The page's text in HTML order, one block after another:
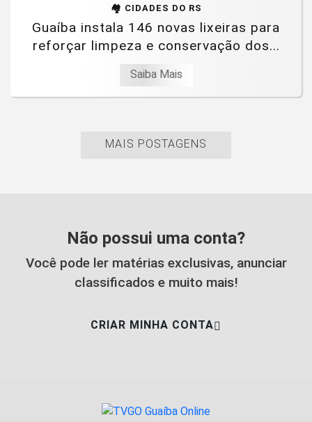
🏘️ CIDADES DO RS
Guaíba instala 146 novas lixeiras para
reforçar limpeza e conservação dos...
Saiba Mais
MAIS POSTAGENS
Não possui uma conta?
Você pode ler matérias exclusivas, anunciar
classificados e muito mais!
CRIAR MINHA CONTA